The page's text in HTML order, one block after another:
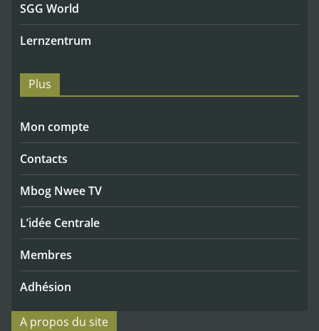
SGG World
Lernzentrum
Plus
Mon compte
Contacts
Mbog Nwee TV
L’idée Centrale
Membres
Adhésion
A propos du site